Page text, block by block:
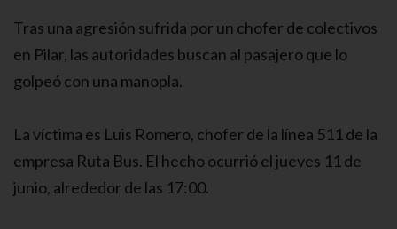
Tras una agresión sufrida por un chofer de colectivos
en Pilar, las autoridades buscan al pasajero que lo
golpeó con una manopla.
La víctima es Luis Romero, chofer de la línea 511 de la
empresa Ruta Bus. El hecho ocurrió el jueves 11 de
junio, alrededor de las 17:00.